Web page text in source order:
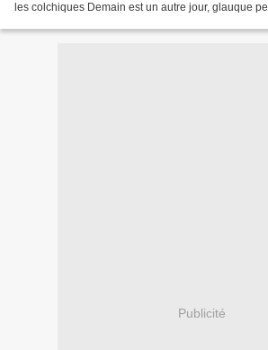
les colchiques Demain est un autre jour, glauque
Publicité